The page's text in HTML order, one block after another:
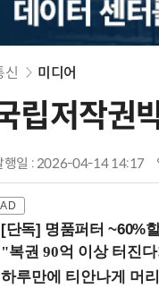
신 미디어
립저작권
행일 : 2026-04-14 14:17
[단독] 명품퍼터 ~60%